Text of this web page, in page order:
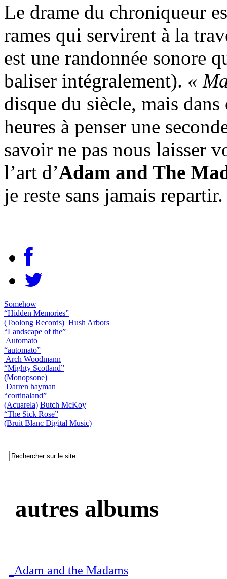
Le drame du chroniqueur
rames qui servirent à la
est une randonnée sonore
baliser intégralement). «
disque du siècle, mais
heures à penser une
savoir ne pas nous laisser
l’art d’Adam and The
je reste sans jamais
Somehow
“Hidden Memories”
(Toolong Records) Hush Arbors
“Landscape of the”
Automato
“automato”
Arch Woodmann
“Mighty Scotland”
(Monopsone)
Darren hayman
“cortinaland”
(Acuarela) Butch McKoy
“The Sick Rose”
(Bruit Blanc Digital Music)
autres albums
Adam and the Madams